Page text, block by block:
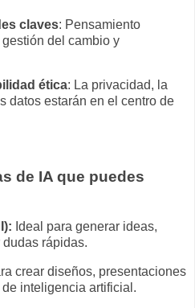
claves: Pensamiento
del cambio y
ética: La privacidad, la
datos estarán en el centro de
de IA que puedes
Ideal para generar ideas,
rápidas.
crear diseños, presentaciones
inteligencia artificial.